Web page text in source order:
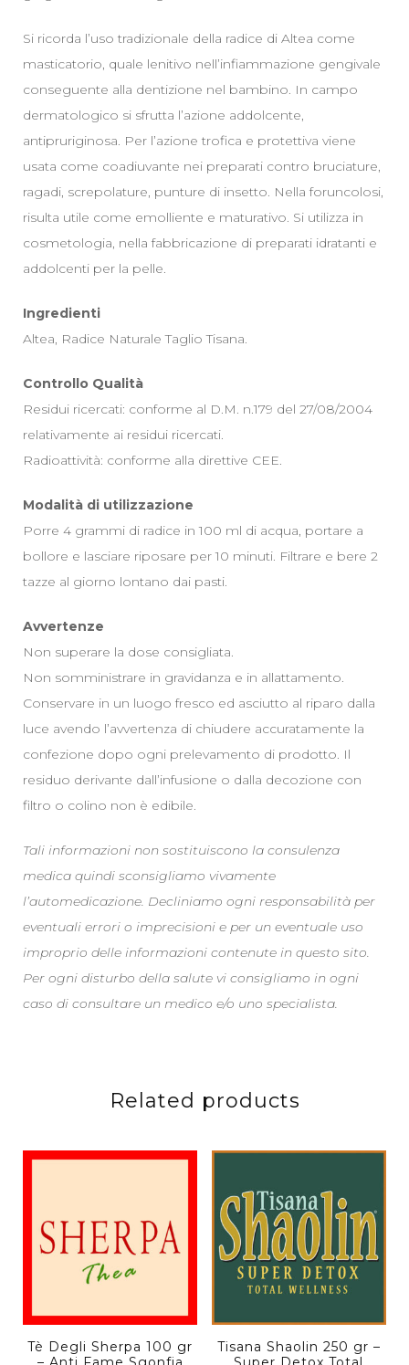
Si ricorda l’uso tradizionale della radice di Altea come
masticatorio, quale lenitivo nell’infiammazione gengivale
conseguente alla dentizione nel bambino. In campo
dermatologico si sfrutta l’azione addolcente,
antipruriginosa. Per l’azione trofica e protettiva viene
usata come coadiuvante nei preparati contro bruciature,
ragadi, screpolature, punture di insetto. Nella foruncolosi,
risulta utile come emolliente e maturativo. Si utilizza in
cosmetologia, nella fabbricazione di preparati idratanti e
addolcenti per la pelle.
Ingredienti
Altea, Radice Naturale Taglio Tisana.
Controllo Qualità
Residui ricercati: conforme al D.M. n.179 del 27/08/2004
relativamente ai residui ricercati.
Radioattività: conforme alla direttive CEE.
Modalità di utilizzazione
Porre 4 grammi di radice in 100 ml di acqua, portare a
bollore e lasciare riposare per 10 minuti. Filtrare e bere 2
tazze al giorno lontano dai pasti.
Avvertenze
Non superare la dose consigliata.
Non somministrare in gravidanza e in allattamento.
Conservare in un luogo fresco ed asciutto al riparo dalla
luce avendo l’avvertenza di chiudere accuratamente la
confezione dopo ogni prelevamento di prodotto. Il
residuo derivante dall’infusione o dalla decozione con
filtro o colino non è edibile.
Tali informazioni non sostituiscono la consulenza
medica quindi sconsigliamo vivamente
l’automedicazione. Decliniamo ogni responsabilità per
eventuali errori o imprecisioni e per un eventuale uso
improprio delle informazioni contenute in questo sito.
Per ogni disturbo della salute vi consigliamo in ogni
caso di consultare un medico e/o uno specialista.
Related products
Tè Degli Sherpa 100 gr
Tisana Shaolin 250 gr –